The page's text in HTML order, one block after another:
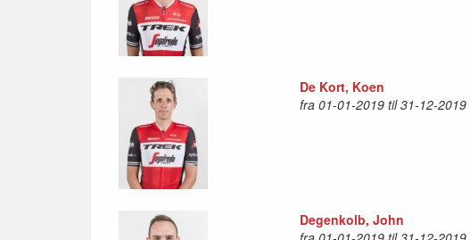
De Kort, Koen
fra 01-01-2019 til 31-12-2019
Degenkolb, John